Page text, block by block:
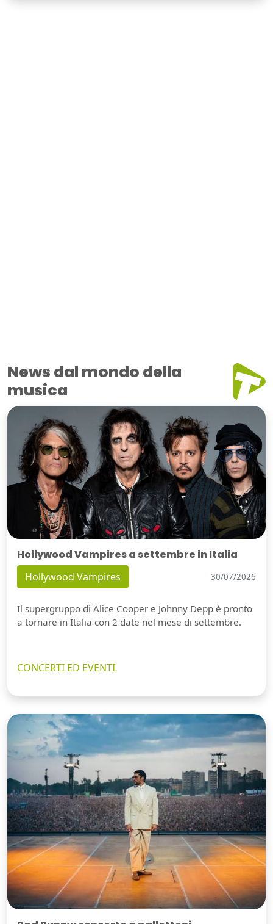
News dal mondo della
musica
Hollywood Vampires a settembre in Italia
Hollywood Vampires 30/07/2026
Il supergruppo di Alice Cooper e Johnny Depp è pronto
a tornare in Italia con 2 date nel mese di settembre.
CONCERTI ED EVENTI